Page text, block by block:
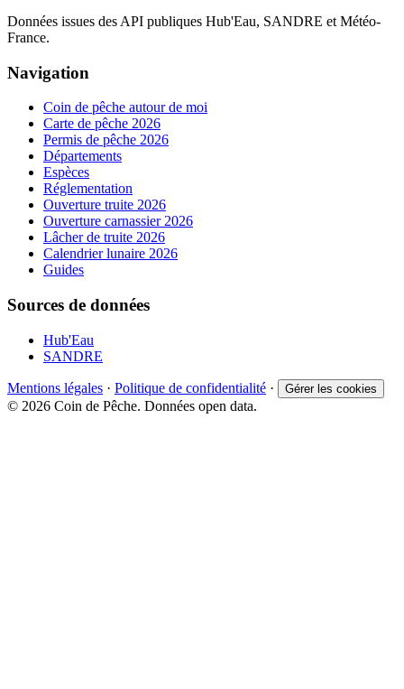
Données issues des API publiques Hub'Eau, SANDRE et Météo-
France.
Navigation
Coin de pêche autour de moi
Carte de pêche 2026
Permis de pêche 2026
Départements
Espèces
Réglementation
Ouverture truite 2026
Ouverture carnassier 2026
Lâcher de truite 2026
Calendrier lunaire 2026
Guides
Sources de données
Hub'Eau
SANDRE
Mentions légales · Politique de confidentialité · Gérer les cookies
© 2026 Coin de Pêche. Données open data.